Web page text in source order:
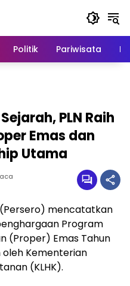
Politik Pariwisata
PLN Raih
Emas dan
Utama
(Persero) mencatatkan
Program
(Proper) Emas Tahun
oleh Kementerian
(KLHK).